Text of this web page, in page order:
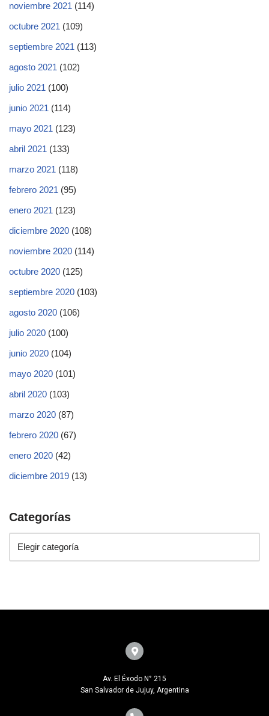
noviembre 2021 (114)
octubre 2021 (109)
septiembre 2021 (113)
agosto 2021 (102)
julio 2021 (100)
junio 2021 (114)
mayo 2021 (123)
abril 2021 (133)
marzo 2021 (118)
febrero 2021 (95)
enero 2021 (123)
diciembre 2020 (108)
noviembre 2020 (114)
octubre 2020 (125)
septiembre 2020 (103)
agosto 2020 (106)
julio 2020 (100)
junio 2020 (104)
mayo 2020 (101)
abril 2020 (103)
marzo 2020 (87)
febrero 2020 (67)
enero 2020 (42)
diciembre 2019 (13)
Categorías
Av. El Éxodo N° 215
San Salvador de Jujuy, Argentina